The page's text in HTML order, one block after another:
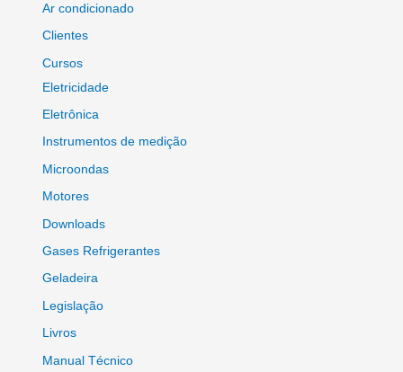
Ar condicionado
Clientes
Cursos
Eletricidade
Eletrônica
Instrumentos de medição
Microondas
Motores
Downloads
Gases Refrigerantes
Geladeira
Legislação
Livros
Manual Técnico